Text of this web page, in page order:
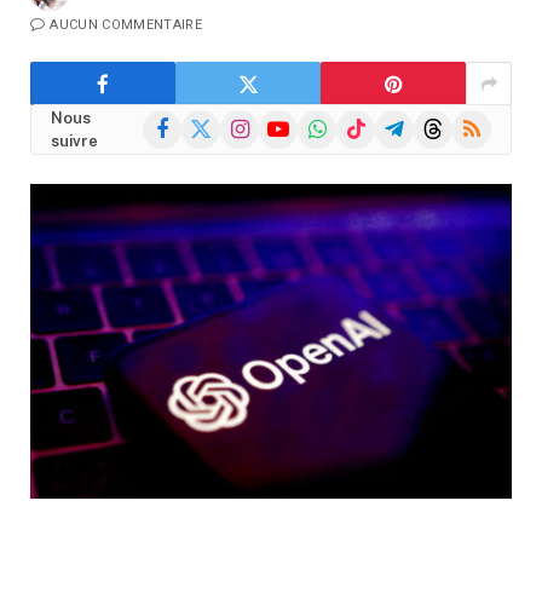
AUCUN COMMENTAIRE
Nous
suivre
Facebook
X
InstagramYouTubeWhatsAppTikTokTelegramThreads
RSS